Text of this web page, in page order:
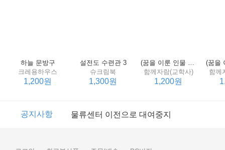
하늘 문방구
크레용하우스
1,200원
설전도 수련관 3
슈크림북
1,300원
(꿈을 이룬 인물 탐구 2) 제인 구달
함께자람(교학사)
1,200원
함께
이벤트 2017년 리브피아 여름방학 참고서 이벤트
공지사항 물류센터 이전으로 대여중지